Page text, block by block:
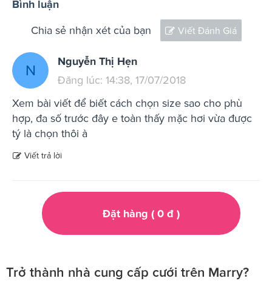
Bình luận
Chia sẻ nhận xét của bạn Viết Đánh Giá
N
Nguyễn Thị Hẹn
Đăng lúc: 14:38, 17/07/2018
Xem bài viết để biết cách chọn size sao cho phù
hợp, đa số trước đây e toàn thấy mặc hơi vừa được
tý là chọn thôi à
Viết trả lời
Đặt hàng ( 0đ )
Trở thành nhà cung cấp cưới trên Marry?